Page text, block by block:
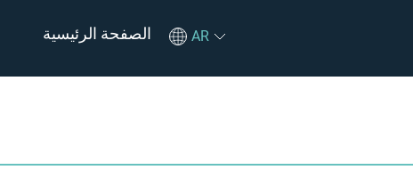
AR الصفحة الرئيسية